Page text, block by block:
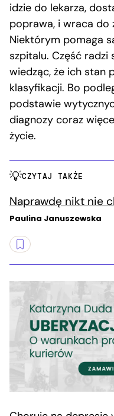
idzie do lekarza,
poprawa, i wraca do
Niektórym pomaga
szpitalu. Część radzi
wiedząc, że ich stan
klasyfikacji. Bo
podstawie
diagnozy coraz
życie.
CZYTAJ TAKŻE
Naprawdę nikt nie
Paulina Januszewska